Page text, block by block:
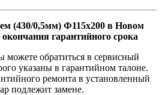
(430/0,5мм) Ф115x200 в Новом
гарантийного срока
можете обратиться в сервисный
указаны в гарантийном талоне.
ремонта в установленный
подлежит замене.